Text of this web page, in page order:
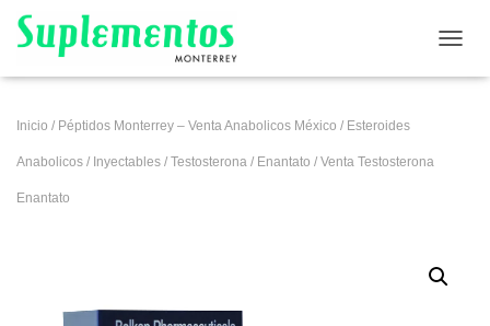
Inicio / Péptidos Monterrey – Venta Anabolicos México / Esteroides
Anabolicos / Inyectables / Testosterona / Enantato / Venta Testosterona
Enantato